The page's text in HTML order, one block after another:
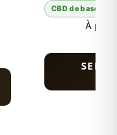
CBD de base 17%
À